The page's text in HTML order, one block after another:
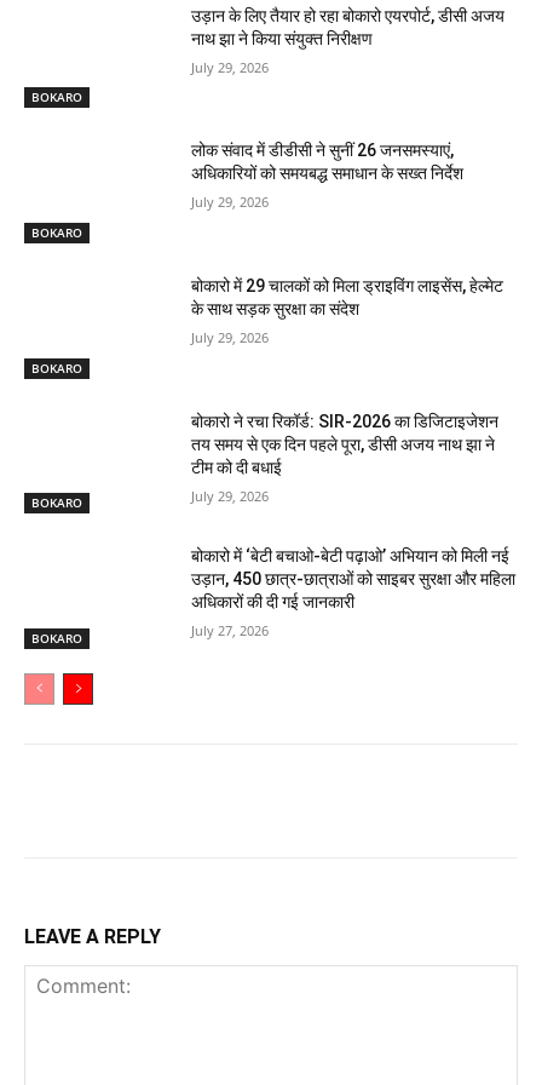
BOKARO
उड़ान के लिए तैयार हो रहा बोकारो एयरपोर्ट, डीसी अजय
नाथ झा ने किया संयुक्त निरीक्षण
July 29, 2026
BOKARO
लोक संवाद में डीडीसी ने सुनीं 26 जनसमस्याएं,
अधिकारियों को समयबद्ध समाधान के सख्त निर्देश
July 29, 2026
BOKARO
बोकारो में 29 चालकों को मिला ड्राइविंग लाइसेंस, हेल्मेट
के साथ सड़क सुरक्षा का संदेश
July 29, 2026
BOKARO
बोकारो ने रचा रिकॉर्ड: SIR-2026 का डिजिटाइजेशन
तय समय से एक दिन पहले पूरा, डीसी अजय नाथ झा ने
टीम को दी बधाई
July 29, 2026
BOKARO
बोकारो में ‘बेटी बचाओ-बेटी पढ़ाओ’ अभियान को मिली नई
उड़ान, 450 छात्र-छात्राओं को साइबर सुरक्षा और महिला
अधिकारों की दी गई जानकारी
July 27, 2026
LEAVE A REPLY